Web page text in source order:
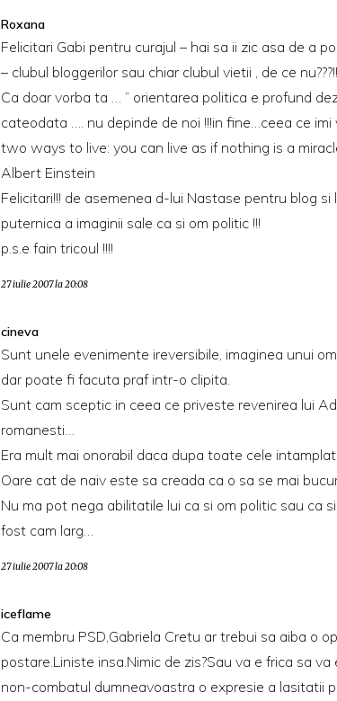
Roxana
Felicitari Gabi pentru curajul – hai sa ii zic asa de a
– clubul bloggerilor sau chiar clubul vietii , de ce
Ca doar vorba ta … ” orientarea politica e profund
cateodata …. nu depinde de noi !!!in fine…ceea ce
two ways to live: you can live as if nothing is a
Albert Einstein
Felicitari!!! de asemenea d-lui Nastase pentru blog
puternica a imaginii sale ca si om politic !!!
p.s.e fain tricoul !!!!
27 iulie 2007 la 20:08
cineva
Sunt unele evenimente ireversibile, imaginea unui
dar poate fi facuta praf intr-o clipita.
Sunt cam sceptic in ceea ce priveste revenirea lui
romanesti…
Era mult mai onorabil daca dupa toate cele
Oare cat de naiv este sa creada ca o sa se mai
Nu ma pot nega abilitatile lui ca si om politic sau ca
fost cam larg…
27 iulie 2007 la 20:08
iceflame
Ca membru PSD,Gabriela Cretu ar trebui sa aiba o
postare.Liniste insa.Nimic de zis?Sau va e frica sa
non-combatul dumneavoastra o expresie a lasitatii